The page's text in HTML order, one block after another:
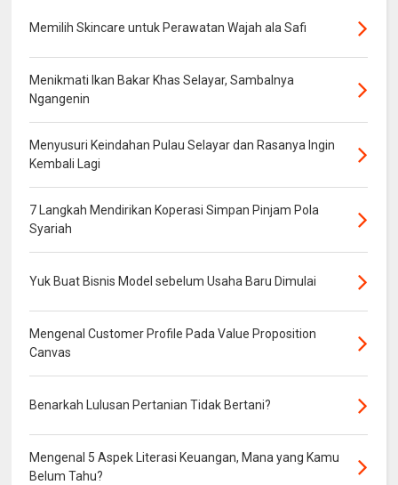
Memilih Skincare untuk Perawatan Wajah ala Safi
Menikmati Ikan Bakar Khas Selayar, Sambalnya
Ngangenin
Menyusuri Keindahan Pulau Selayar dan Rasanya Ingin
Kembali Lagi
7 Langkah Mendirikan Koperasi Simpan Pinjam Pola
Syariah
Yuk Buat Bisnis Model sebelum Usaha Baru Dimulai
Mengenal Customer Profile Pada Value Proposition
Canvas
Benarkah Lulusan Pertanian Tidak Bertani?
Mengenal 5 Aspek Literasi Keuangan, Mana yang Kamu
Belum Tahu?